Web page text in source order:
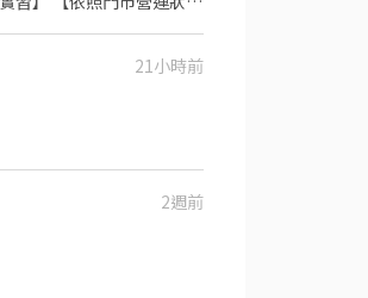
取店 高雄市三民區裕誠
21小時前
2週前